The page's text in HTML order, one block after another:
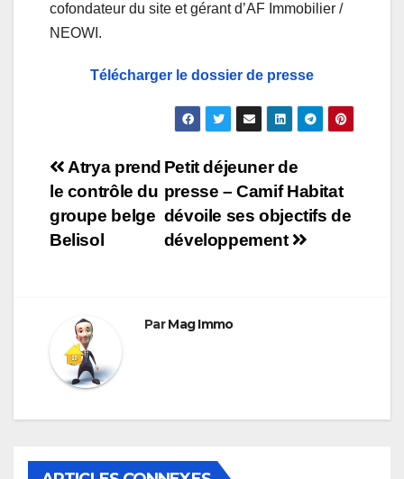
cofondateur du site et gérant d’AF Immobilier /
NEOWI.
Télécharger le dossier de presse
Navigation
de
l’article
Petit déjeuner de
presse – Camif Habitat
dévoile ses objectifs de
développement
Atrya prend
le contrôle du
groupe belge
Belisol
ParMag Immo